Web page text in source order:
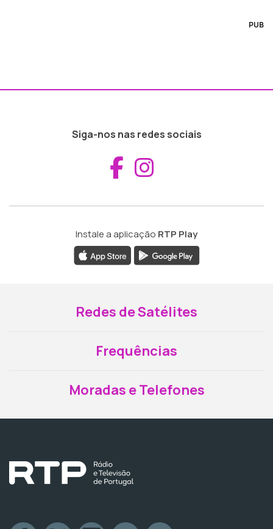
PUB
Siga-nos nas redes sociais
Aceder ao
Instale a aplicação RTP Play
Redes de Satélites
Frequências
Moradas e Telefones